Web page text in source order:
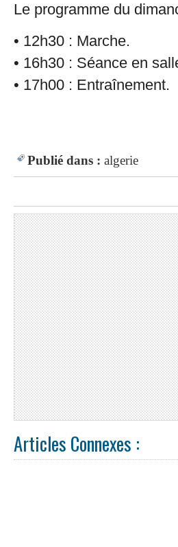
Le programme du
• 12h30 : Marche.
• 16h30 : Séance en
• 17h00 : Entraînement.
Publié dans : algerie
Articles Connexes :